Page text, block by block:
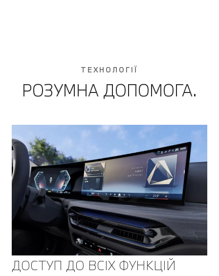
ТЕХНОЛОГІЇ
РОЗУМНА ДОПОМОГА.
ДОСТУП ДО ВСІХ ФУНКЦІЙ